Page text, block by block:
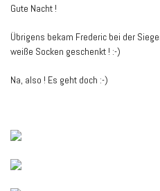
Gute Nacht !
Übrigens bekam Frederic bei der
weiße Socken geschenkt ! :-)
Na, also ! Es geht doch :-)